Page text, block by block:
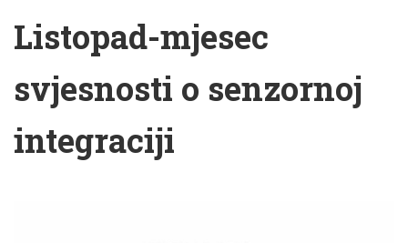
Listopad-mjesec
svjesnosti o senzornoj
integraciji